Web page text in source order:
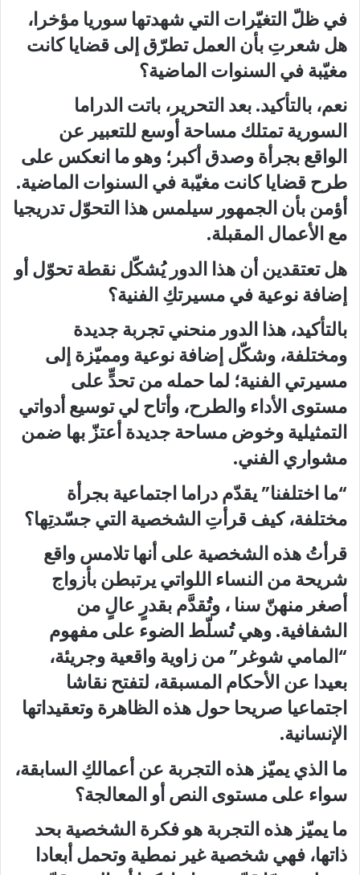
في ظلّ التغيّرات التي شهدتها سوريا مؤخرا،
هل شعرتِ بأن العمل تطرّق إلى قضايا كانت
مغيّبة في السنوات الماضية؟
نعم، بالتأكيد. بعد التحرير، باتت الدراما
السورية تمتلك مساحة أوسع للتعبير عن
الواقع بجرأة وصدق أكبر؛ وهو ما انعكس على
طرح قضايا كانت مغيّبة في السنوات الماضية.
أؤمن بأن الجمهور سيلمس هذا التحوّل تدريجيا
مع الأعمال المقبلة.
هل تعتقدين أن هذا الدور يُشكّل نقطة تحوّل أو
إضافة نوعية في مسيرتكِ الفنية؟
بالتأكيد، هذا الدور منحني تجربة جديدة
ومختلفة، وشكّل إضافة نوعية ومميّزة إلى
مسيرتي الفنية؛ لما حمله من تحدٍّ على
مستوى الأداء والطرح، وأتاح لي توسيع أدواتي
التمثيلية وخوض مساحة جديدة أعتزّ بها ضمن
مشواري الفني.
“ما اختلفنا” يقدّم دراما اجتماعية بجرأة
مختلفة، كيف قرأتِ الشخصية التي جسّدتِها؟
قرأتُ هذه الشخصية على أنها تلامس واقع
شريحة من النساء اللواتي يرتبطن بأزواج
أصغر منهنّ سنا ، وتُقدَّم بقدرٍ عالٍ من
الشفافية. وهي تُسلّط الضوء على مفهوم
“المامي شوغر” من زاوية واقعية وجريئة،
بعيدا عن الأحكام المسبقة، لتفتح نقاشا
اجتماعيا صريحا حول هذه الظاهرة وتعقيداتها
الإنسانية.
ما الذي يميّز هذه التجربة عن أعمالكِ السابقة،
سواء على مستوى النص أو المعالجة؟
ما يميّز هذه التجربة هو فكرة الشخصية بحد
ذاتها، فهي شخصية غير نمطية وتحمل أبعادا